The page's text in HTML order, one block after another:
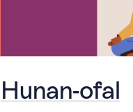
Hunan-ofal